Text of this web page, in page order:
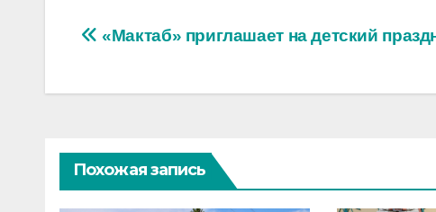
Навигация
«Мактаб» приглашает на детский
Похожая запись